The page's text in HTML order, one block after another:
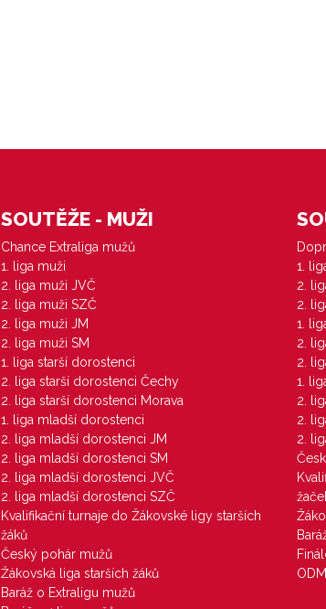
SOUTĚŽE - MUŽI
Chance Extraliga mužů
1. liga muži
2. liga muži JVČ
2. liga muži SZČ
2. liga muži JM
2. liga muži SM
1. liga starší dorostenci
2. liga starší dorostenci Čechy
2. liga starší dorostenci Morava
1. liga mladší dorostenci
2. liga mladší dorostenci JM
2. liga mladší dorostenci SM
2. liga mladší dorostenci JVČ
2. liga mladší dorostenci SZČ
Kvalifikační turnaje do Žákovské ligy starších
žáků
Český pohár mužů
Žákovská liga starších žáků
Baráž o Extraligu mužů
1.
2.
2.
1.
2.
2.
1.
2.
2.
2.